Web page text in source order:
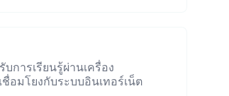
การเรียนรู้ผ่านเครื่อง
อมโยงกับระบบอินเทอร์เน็ต